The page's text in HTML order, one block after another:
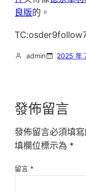
良版的。
admin 2025 年
發佈留言
發佈留言必須填
填欄位標示為 *
留言 *